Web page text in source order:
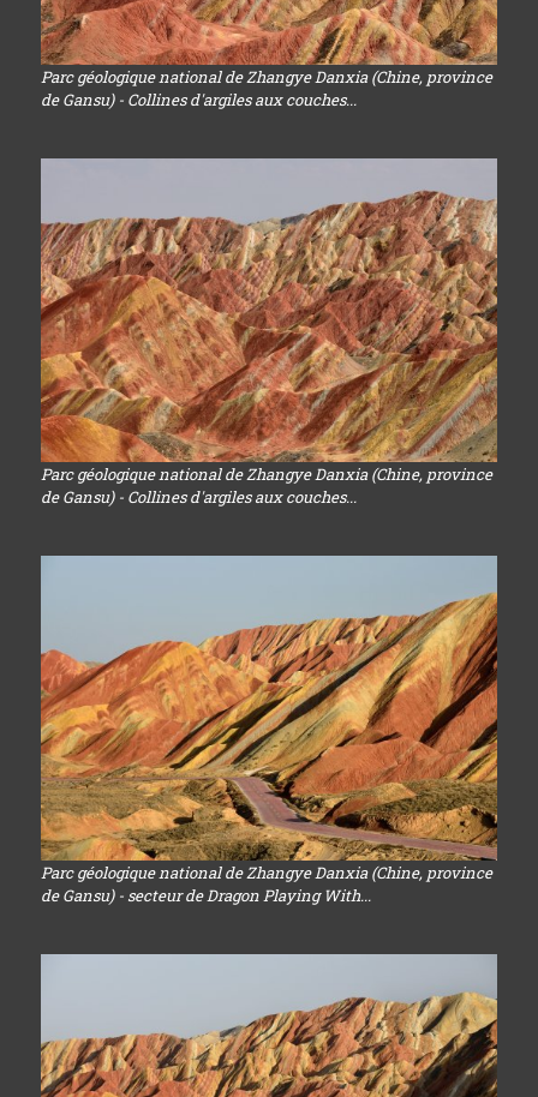
Parc géologique national de Zhangye Danxia (Chine, province
de Gansu) - Collines d'argiles aux couches...
Parc géologique national de Zhangye Danxia (Chine, province
de Gansu) - Collines d'argiles aux couches...
Parc géologique national de Zhangye Danxia (Chine, province
de Gansu) - secteur de Dragon Playing With...